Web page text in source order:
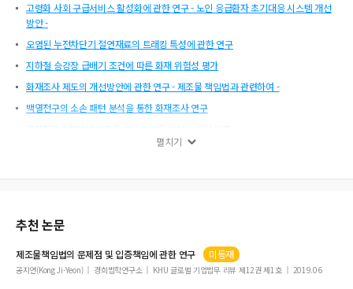
고령화 사회 구급서비스 활성화에 관한 연구 - 노인 응급환자 초기대응 시스템 개선
방안 -
오염된 누전차단기 절연재료의 트래킹 특성에 관한 연구
지하철 승강장 급배기 조건에 따른 화재 위험성 평가
화재조사 제도의 개선방안에 관한 연구 - 제조물 책임법과 관련하여 -
백열전구의 소손 패턴 분석을 통한 화재조사 연구
고팽창포소화약제 발포특성에 영향을 미치는 요인 연구
리모델링시 소방시설의 계획 및 적용에 관한 연구
한국소방산업의 발전과정과 향후과제의 고찰
산불 진화용 소화약제의 산림생태환경 영향 평가 - 식물 및 토양생물독성에 대하여 -
EPS 샌드위치 패널 심재의 열방출율에 관한 연구
펼치기
추천 논문
제조물책임법의 문제점 및 입증책임에 관한 연구 미등재
공지연(Kong Ji-Yeon) 경희법학연구소 KHU 글로벌 기업법무 리뷰 제12권 제1호 2019.06